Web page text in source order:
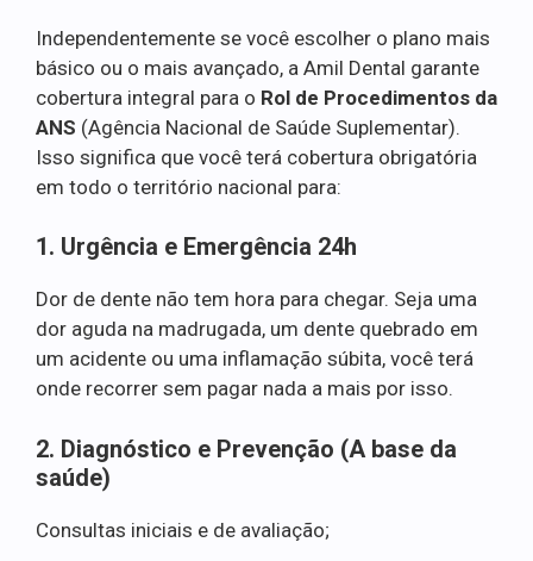
Independentemente se você escolher o plano mais
básico ou o mais avançado, a Amil Dental garante
cobertura integral para o Rol de Procedimentos da
ANS (Agência Nacional de Saúde Suplementar).
Isso significa que você terá cobertura obrigatória
em todo o território nacional para:
1. Urgência e Emergência 24h
Dor de dente não tem hora para chegar. Seja uma
dor aguda na madrugada, um dente quebrado em
um acidente ou uma inflamação súbita, você terá
onde recorrer sem pagar nada a mais por isso.
2. Diagnóstico e Prevenção (A base da
saúde)
Consultas iniciais e de avaliação;